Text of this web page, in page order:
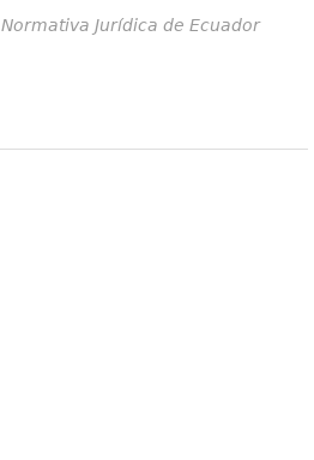
Normativa Jurídica de Ecuador